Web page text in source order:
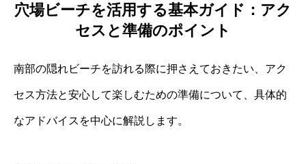
穴場ビーチを活用する基本ガイド：アク
セスと準備のポイント
南部の隠れビーチを訪れる際に押さえておきたい、アク
セス方法と安心して楽しむための準備について、具体的
なアドバイスを中心に解説します。